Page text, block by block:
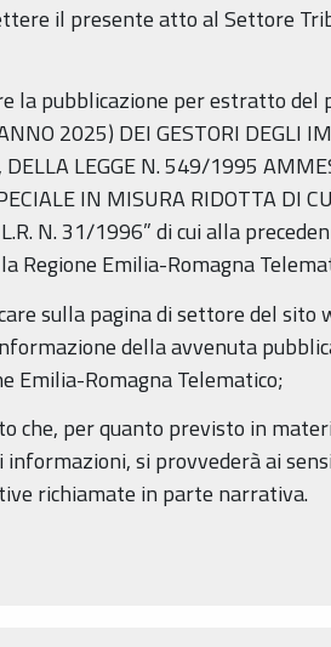
il presente atto al Settore
la pubblicazione per estratto del
2025) DEI GESTORI DEGLI
LEGGE N. 549/1995
IN MISURA RIDOTTA DI
L.R. N. 31/1996” di cui alla
Regione Emilia-Romagna
sulla pagina di settore del sito
della avvenuta
Emilia-Romagna Telematico;
che, per quanto previsto in
si provvederà ai
richiamate in parte narrativa.